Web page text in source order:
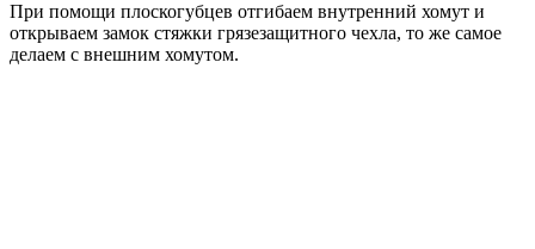
При помощи плоскогубцев отгибаем внутренний хомут и
открываем замок стяжки грязезащитного чехла, то же самое
делаем с внешним хомутом.